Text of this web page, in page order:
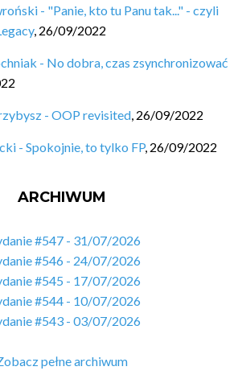
- "Panie, kto tu Panu tak..." - czyli
, 26/09/2022
- No dobra, czas zsynchronizować
- OOP revisited, 26/09/2022
- Spokojnie, to tylko FP, 26/09/2022
ARCHIWUM
#547 - 31/07/2026
#546 - 24/07/2026
#545 - 17/07/2026
#544 - 10/07/2026
#543 - 03/07/2026
pełne archiwum